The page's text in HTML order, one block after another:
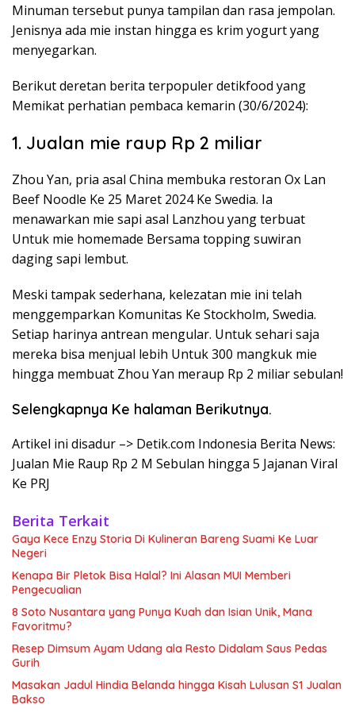
Minuman tersebut punya tampilan dan rasa jempolan.
Jenisnya ada mie instan hingga es krim yogurt yang
menyegarkan.
Berikut deretan berita terpopuler detikfood yang
Memikat perhatian pembaca kemarin (30/6/2024):
1. Jualan mie raup Rp 2 miliar
Zhou Yan, pria asal China membuka restoran Ox Lan
Beef Noodle Ke 25 Maret 2024 Ke Swedia. Ia
menawarkan mie sapi asal Lanzhou yang terbuat
Untuk mie homemade Bersama topping suwiran
daging sapi lembut.
Meski tampak sederhana, kelezatan mie ini telah
menggemparkan Komunitas Ke Stockholm, Swedia.
Setiap harinya antrean mengular. Untuk sehari saja
mereka bisa menjual lebih Untuk 300 mangkuk mie
hingga membuat Zhou Yan meraup Rp 2 miliar sebulan!
Selengkapnya Ke halaman Berikutnya.
Artikel ini disadur –> Detik.com Indonesia Berita News:
Jualan Mie Raup Rp 2 M Sebulan hingga 5 Jajanan Viral
Ke PRJ
Berita Terkait
Gaya Kece Enzy Storia Di Kulineran Bareng Suami Ke Luar
Negeri
Kenapa Bir Pletok Bisa Halal? Ini Alasan MUI Memberi
Pengecualian
8 Soto Nusantara yang Punya Kuah dan Isian Unik, Mana
Favoritmu?
Resep Dimsum Ayam Udang ala Resto Didalam Saus Pedas
Gurih
Masakan Jadul Hindia Belanda hingga Kisah Lulusan S1 Jualan
Bakso